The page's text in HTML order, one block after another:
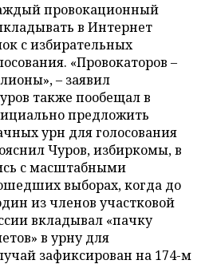
провокационный
в Интернет
с избирательных
«Провокаторов –
– заявил
также пообещал в
предложить
урн для голосования
Чуров, избиркомы, в
с масштабными
выборах, когда до
из членов участковой
вкладывал «пачку
в урну для
зафиксирован на 174-м